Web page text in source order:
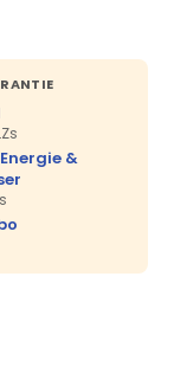
Energie &